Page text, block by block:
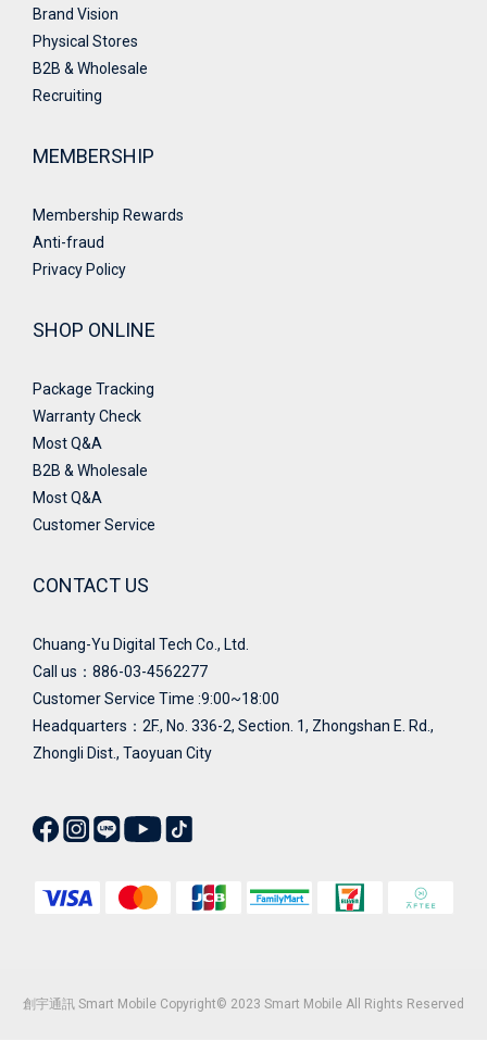
Brand Vision
Physical Stores
B2B & Wholesale
Recruiting
MEMBERSHIP
Membership Rewards
Anti-fraud
Privacy Policy
SHOP ONLINE
Package Tracking
Warranty Check
Most Q&A
B2B & Wholesale
Most Q&A
Customer Service
CONTACT US
Chuang-Yu Digital Tech Co., Ltd.
Call us：886-03-4562277
Customer Service Time :9:00~18:00
Headquarters： 2F., No. 336-2, Section. 1, Zhongshan E. Rd.,
Zhongli Dist., Taoyuan City
創宇通訊 Smart Mobile Copyright© 2023 Smart Mobile All Rights Reserved